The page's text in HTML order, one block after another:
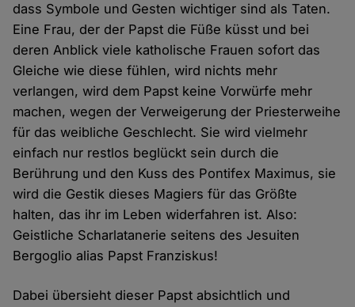
dass Symbole und Gesten wichtiger sind als Taten.
Eine Frau, der der Papst die Füße küsst und bei
deren Anblick viele katholische Frauen sofort das
Gleiche wie diese fühlen, wird nichts mehr
verlangen, wird dem Papst keine Vorwürfe mehr
machen, wegen der Verweigerung der Priesterweihe
für das weibliche Geschlecht. Sie wird vielmehr
einfach nur restlos beglückt sein durch die
Berührung und den Kuss des Pontifex Maximus, sie
wird die Gestik dieses Magiers für das Größte
halten, das ihr im Leben widerfahren ist. Also:
Geistliche Scharlatanerie seitens des Jesuiten
Bergoglio alias Papst Franziskus!
Dabei übersieht dieser Papst absichtlich und